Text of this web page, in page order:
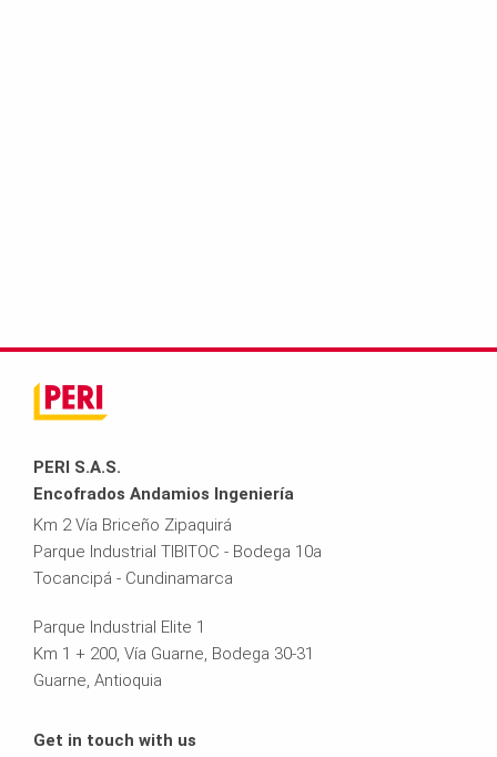
PERI S.A.S.
Encofrados Andamios Ingeniería
Km 2 Vía Briceño Zipaquirá
Parque Industrial TIBITOC - Bodega 10a
Tocancipá - Cundinamarca
Parque Industrial Elite 1
Km 1 + 200, Vía Guarne, Bodega 30-31
Guarne, Antioquia
Get in touch with us